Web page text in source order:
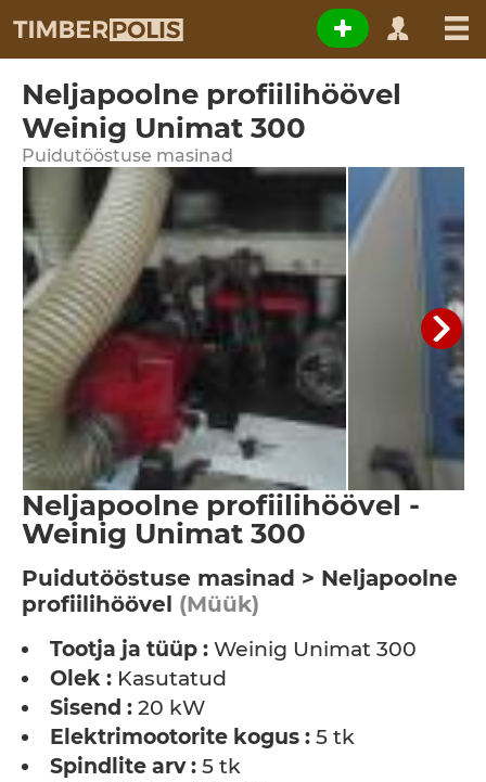
Neljapoolne profiilihöövel
Weinig Unimat 300
Puidutööstuse masinad
Neljapoolne profiilihöövel -
Weinig Unimat 300
Puidutööstuse masinad > Neljapoolne
profiilihöövel (Müük)
Tootja ja tüüp : Weinig Unimat 300
Olek : Kasutatud
Sisend : 20 kW
Elektrimootorite kogus : 5 tk
Spindlite arv : 5 tk